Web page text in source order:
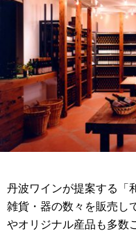
丹波ワインが提案する「
雑貨・器の数々を販売し
やオリジナル産品も多数